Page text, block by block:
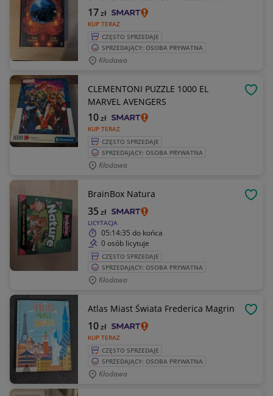
KUP TERAZ
17zł
CZĘSTO SPRZEDAJE
SPRZEDAJĄCY: OSOBA PRYWATNA
Kłodawa
CLEMENTONI PUZZLE 1000 EL
MARVEL AVENGERS
KUP TERAZ
10zł
CZĘSTO SPRZEDAJE
SPRZEDAJĄCY: OSOBA PRYWATNA
Kłodawa
BrainBox Natura
LICYTACJA
35zł
05:14:35 do końca
0 osób licytuje
CZĘSTO SPRZEDAJE
SPRZEDAJĄCY: OSOBA PRYWATNA
Kłodawa
Atlas Miast Świata Frederica Magrin
KUP TERAZ
10zł
CZĘSTO SPRZEDAJE
SPRZEDAJĄCY: OSOBA PRYWATNA
Kłodawa